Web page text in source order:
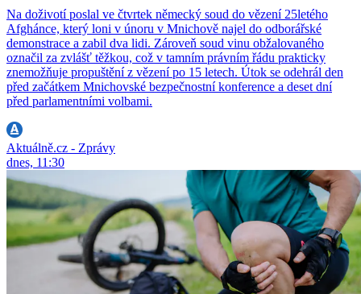
Na doživotí poslal ve čtvrtek německý soud do vězení 25letého
Afghánce, který loni v únoru v Mnichově najel do odborářské
demonstrace a zabil dva lidi. Zároveň soud vinu obžalovaného
označil za zvlášť těžkou, což v tamním právním řádu prakticky
znemožňuje propuštění z vězení po 15 letech. Útok se odehrál den
před začátkem Mnichovské bezpečnostní konference a deset dní
před parlamentními volbami.
Aktuálně.cz - Zprávy
dnes, 11:30